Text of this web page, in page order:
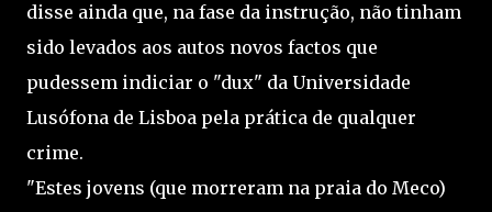
disse ainda que, na fase da instrução, não tinham
sido levados aos autos novos factos que
pudessem indiciar o "dux" da Universidade
Lusófona de Lisboa pela prática de qualquer
crime.
"Estes jovens (que morreram na praia do Meco)